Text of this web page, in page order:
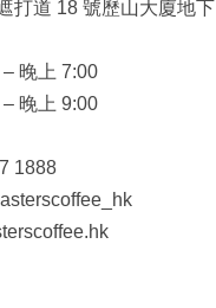
打道 18 號歷山大廈地下
晚上 7:00
晚上 9:00
1888